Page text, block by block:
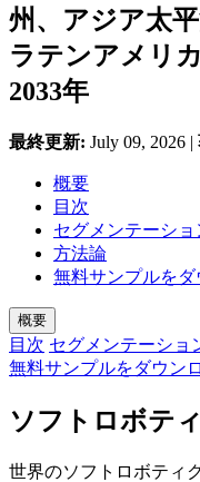
州、アジア太
ラテンアメリ
2033年
最終更新: July 09, 2026 |
概要
目次
セグメンテーショ
方法論
無料サンプルをダ
概要
目次 セグメンテーショ
無料サンプルをダウン
ソフトロボテ
世界のソフトロボティ